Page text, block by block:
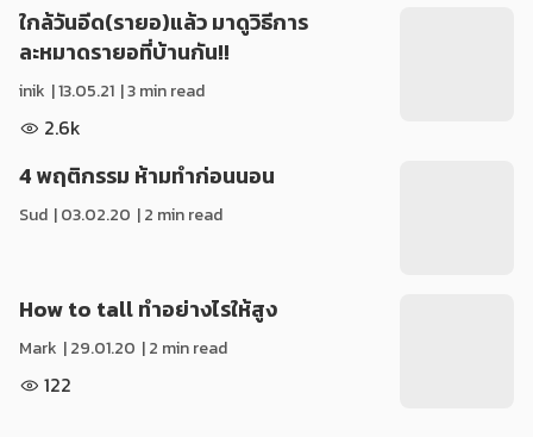
ใกล้วันอีด(รายอ)แล้ว มาดูวิธีการ
ละหมาดรายอที่บ้านกัน!!
inik |13.05.21 | 3 min read
2.6k
4 พฤติกรรม ห้ามทำก่อนนอน
Sud |03.02.20 | 2 min read
How to tall ทำอย่างไรให้สูง
Mark |29.01.20 | 2 min read
122